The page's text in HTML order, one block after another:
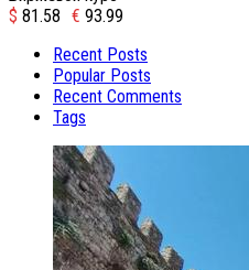
$ 81.58 € 93.99
Recent Posts
Popular Posts
Recent Comments
Tags